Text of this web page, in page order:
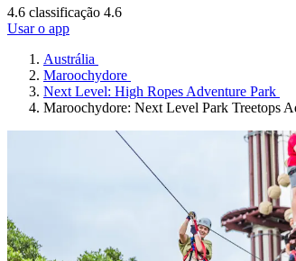
4.6 classificação 4.6
Usar o app
Austrália
Maroochydore
Next Level: High Ropes Adventure Park
Maroochydore: Next Level Park Treetops